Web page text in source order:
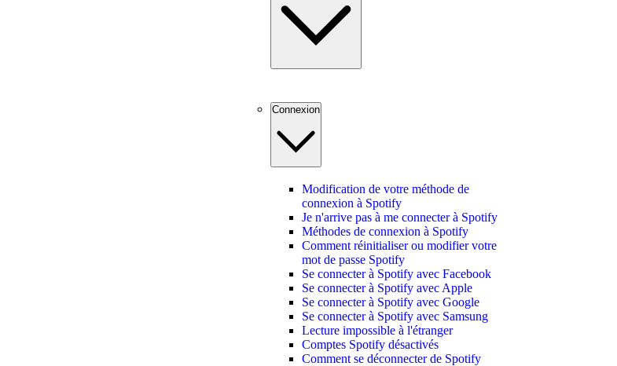
Connexion
Modification de votre méthode de
connexion à Spotify
Je n'arrive pas à me connecter à Spotify
Méthodes de connexion à Spotify
Comment réinitialiser ou modifier votre
mot de passe Spotify
Se connecter à Spotify avec Facebook
Se connecter à Spotify avec Apple
Se connecter à Spotify avec Google
Se connecter à Spotify avec Samsung
Lecture impossible à l'étranger
Comptes Spotify désactivés
Comment se déconnecter de Spotify